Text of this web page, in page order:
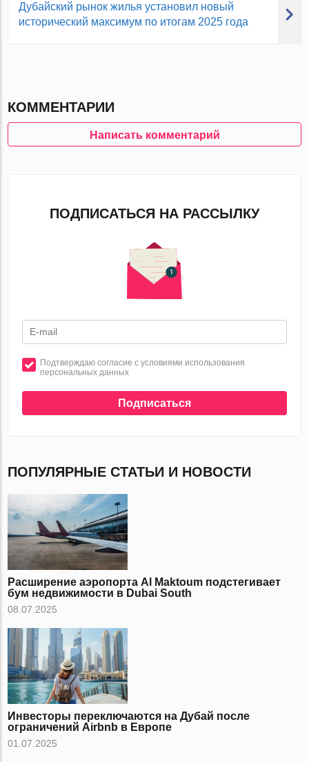
Дубайский рынок жилья установил новый
исторический максимум по итогам 2025 года
КОММЕНТАРИИ
Написать комментарий
ПОДПИСАТЬСЯ НА РАССЫЛКУ
Подтверждаю согласие с условиями использования
персональных данных
Подписаться
ПОПУЛЯРНЫЕ СТАТЬИ И НОВОСТИ
Расширение аэропорта Al Maktoum подстегивает
бум недвижимости в Dubai South
08.07.2025
Инвесторы переключаются на Дубай после
ограничений Airbnb в Европе
01.07.2025